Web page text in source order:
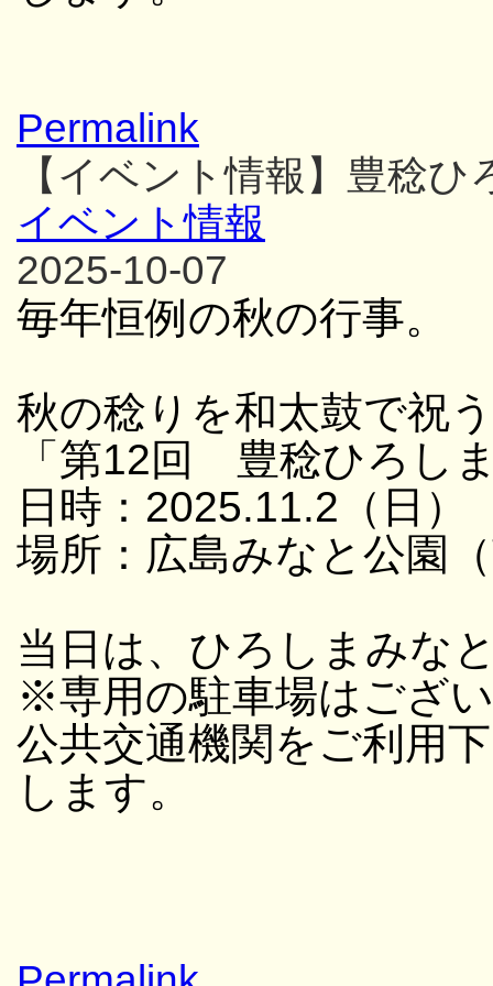
Permalink
【イベント情報】豊稔
イベント情報
2025-10-07
毎年恒例の秋の行事。
秋の稔りを和太鼓で祝
「第12回 豊稔ひろし
日時：2025.11.2（日
場所：広島みなと公園
当日は、ひろしまみな
※専用の駐車場はござ
公共交通機関をご利用
します。